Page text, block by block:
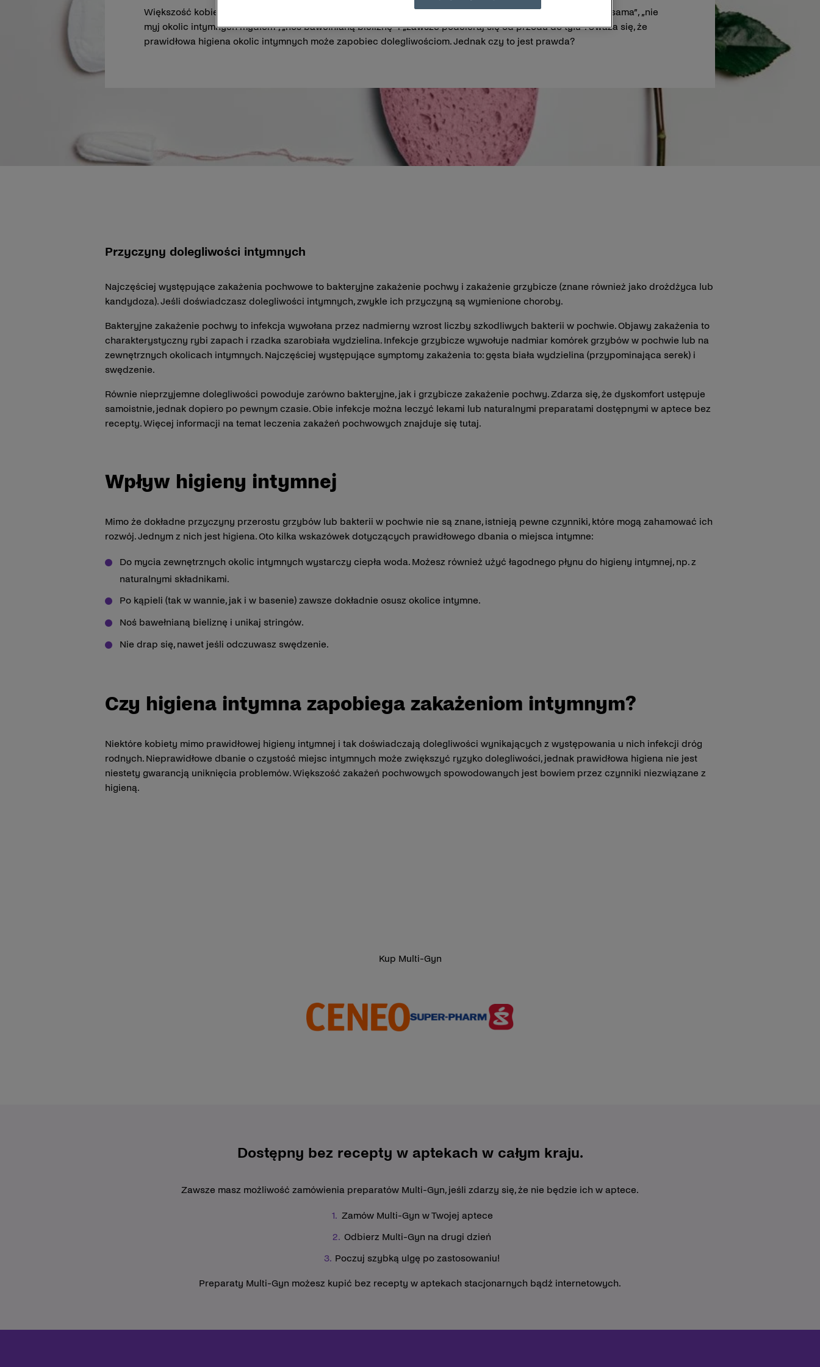
Większość kobiet wie, jak dbać o higienę intymną. Powszechnie znane są zasady: „pochwa oczyszcza się sama”, „nie
myj okolic intymnych mydłem”, „noś bawełnianą bieliznę” i „zawsze podcieraj się od przodu do tyłu”. Uważa się, że
prawidłowa higiena okolic intymnych może zapobiec dolegliwościom. Jednak czy to jest prawda?
Przyczyny dolegliwości intymnych
Najczęściej występujące zakażenia pochwowe to bakteryjne zakażenie pochwy i zakażenie grzybicze (znane również jako drożdżyca lub
kandydoza). Jeśli doświadczasz dolegliwości intymnych, zwykle ich przyczyną są wymienione choroby.
Bakteryjne zakażenie pochwy to infekcja wywołana przez nadmierny wzrost liczby szkodliwych bakterii w pochwie. Objawy zakażenia to
charakterystyczny rybi zapach i rzadka szarobiała wydzielina. Infekcje grzybicze wywołuje nadmiar komórek grzybów w pochwie lub na
zewnętrznych okolicach intymnych. Najczęściej występujące symptomy zakażenia to: gęsta biała wydzielina (przypominająca serek) i
swędzenie.
Równie nieprzyjemne dolegliwości powoduje zarówno bakteryjne, jak i grzybicze zakażenie pochwy. Zdarza się, że dyskomfort ustępuje
samoistnie, jednak dopiero po pewnym czasie. Obie infekcje można leczyć lekami lub naturalnymi preparatami dostępnymi w aptece bez
recepty. Więcej informacji na temat leczenia zakażeń pochwowych znajduje się tutaj.
Wpływ higieny intymnej
Mimo że dokładne przyczyny przerostu grzybów lub bakterii w pochwie nie są znane, istnieją pewne czynniki, które mogą zahamować ich
rozwój. Jednym z nich jest higiena. Oto kilka wskazówek dotyczących prawidłowego dbania o miejsca intymne:
Do mycia zewnętrznych okolic intymnych wystarczy ciepła woda. Możesz również użyć łagodnego płynu do higieny intymnej, np. z
naturalnymi składnikami.
Po kąpieli (tak w wannie, jak i w basenie) zawsze dokładnie osusz okolice intymne.
Noś bawełnianą bieliznę i unikaj stringów.
Nie drap się, nawet jeśli odczuwasz swędzenie.
Czy higiena intymna zapobiega zakażeniom intymnym?
Niektóre kobiety mimo prawidłowej higieny intymnej i tak doświadczają dolegliwości wynikających z występowania u nich infekcji dróg
rodnych. Nieprawidłowe dbanie o czystość miejsc intymnych może zwiększyć ryzyko dolegliwości, jednak prawidłowa higiena nie jest
niestety gwarancją uniknięcia problemów. Większość zakażeń pochwowych spowodowanych jest bowiem przez czynniki niezwiązane z
higieną.
Kup Multi-Gyn
Dostępny bez recepty w aptekach w całym kraju.
Zawsze masz możliwość zamówienia preparatów Multi-Gyn, jeśli zdarzy się, że nie będzie ich w aptece.
Zamów Multi-Gyn w Twojej aptece
Odbierz Multi-Gyn na drugi dzień
Poczuj szybką ulgę po zastosowaniu!
Preparaty Multi-Gyn możesz kupić bez recepty w aptekach stacjonarnych bądź internetowych.